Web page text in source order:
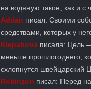
на водяную такое, как и с
Adrian писал: Своими
средствами, которых у
Klepahova писала: Цель
меньше прошлогоднего,
схлопнутся швейцарский
Robinzon писал: Перед